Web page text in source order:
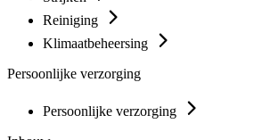
Reiniging
Klimaatbeheersing
Persoonlijke verzorging
Persoonlijke verzorging